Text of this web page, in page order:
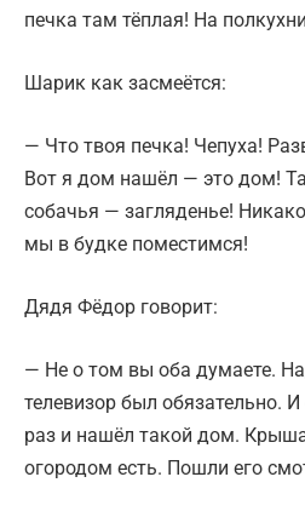
печка там тёплая! На
Шарик как засмеётся:
— Что твоя печка! Чепуха!
Вот я дом нашёл — это дом!
собачья — загляденье!
мы в будке поместимся!
Дядя Фёдор говорит:
— Не о том вы оба думаете.
телевизор был обязательно.
раз и нашёл такой дом.
огородом есть. Пошли его